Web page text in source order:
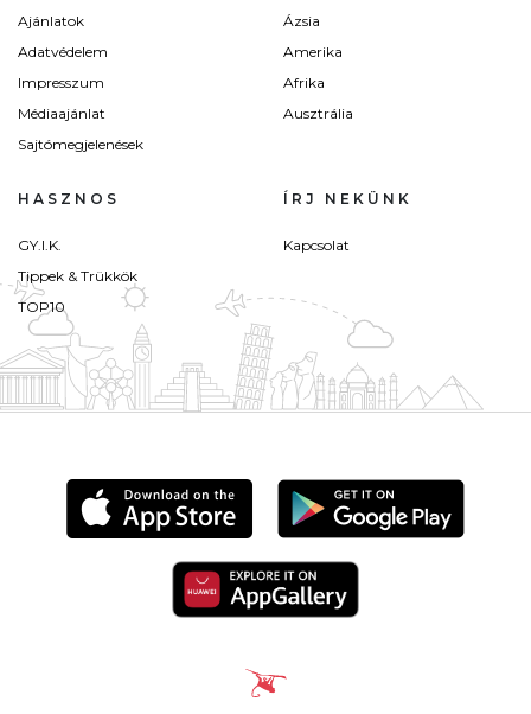
Ajánlatok
Adatvédelem
Impresszum
Médiaajánlat
Sajtómegjelenések
Ázsia
Amerika
Afrika
Ausztrália
HASZNOS
GY.I.K.
Tippek & Trükkök
TOP10
ÍRJ NEKÜNK
Kapcsolat